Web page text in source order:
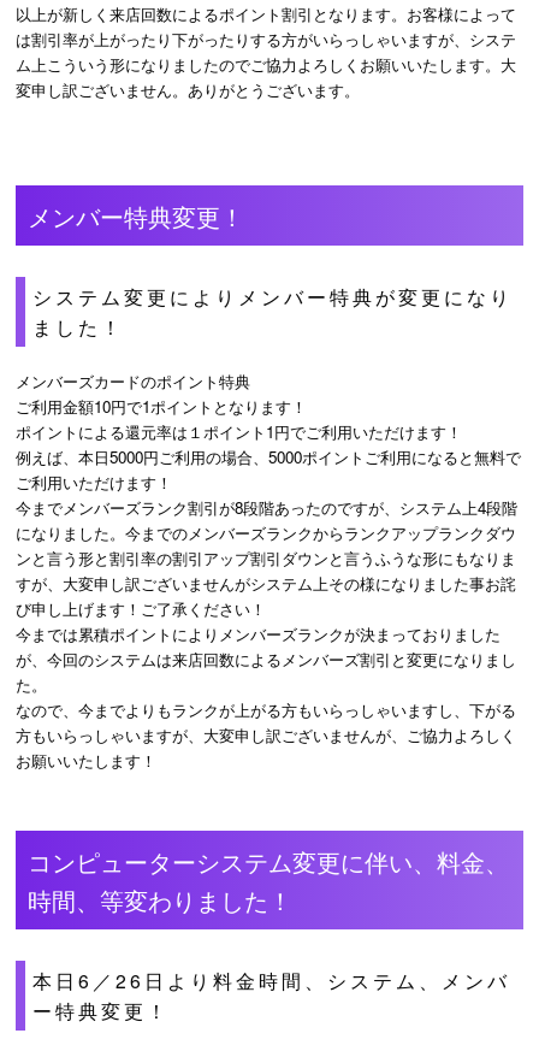
以上が新しく来店回数によるポイント割引となります。お客様によって
は割引率が上がったり下がったりする方がいらっしゃいますが、システ
ム上こういう形になりましたのでご協力よろしくお願いいたします。大
変申し訳ございません。ありがとうございます。
メンバー特典変更！
システム変更によりメンバー特典が変更になり
ました！
メンバーズカードのポイント特典
ご利用金額10円で1ポイントとなります！
ポイントによる還元率は１ポイント1円でご利用いただけます！
例えば、本日5000円ご利用の場合、5000ポイントご利用になると無料で
ご利用いただけます！
今までメンバーズランク割引が8段階あったのですが、システム上4段階
になりました。今までのメンバーズランクからランクアップランクダウ
ンと言う形と割引率の割引アップ割引ダウンと言うふうな形にもなりま
すが、大変申し訳ございませんがシステム上その様になりました事お詫
び申し上げます！ご了承ください！
今までは累積ポイントによりメンバーズランクが決まっておりました
が、今回のシステムは来店回数によるメンバーズ割引と変更になりまし
た。
なので、今までよりもランクが上がる方もいらっしゃいますし、下がる
方もいらっしゃいますが、大変申し訳ございませんが、ご協力よろしく
お願いいたします！
コンピューターシステム変更に伴い、料金、
時間、等変わりました！
本日6／26日より料金時間、システム、メンバ
ー特典変更！